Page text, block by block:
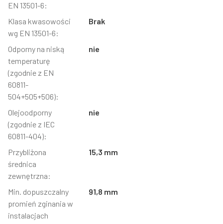
EN 13501-6:
Klasa kwasowości
wg EN 13501-6:
Brak
Odporny na niską
temperaturę
(zgodnie z EN
60811-
504+505+506):
nie
Olejoodporny
(zgodnie z IEC
60811-404):
nie
Przybliżona
średnica
zewnętrzna:
15,3 mm
Min. dopuszczalny
promień zginania w
instalacjach
91,8 mm